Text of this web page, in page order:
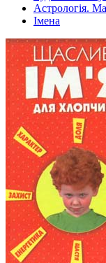
Астрологія.
Імена